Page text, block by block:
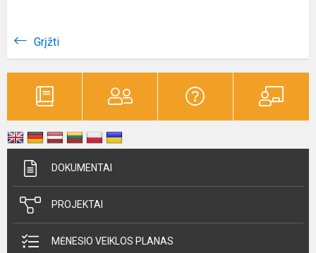
Grįžti
DOKUMENTAI
PROJEKTAI
MĖNESIO VEIKLOS PLANAS